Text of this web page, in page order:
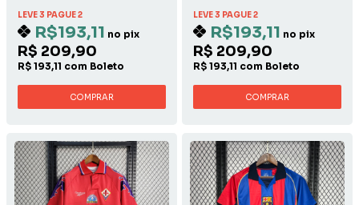
LEVE 3 PAGUE 2
R$193,11 no pix
R$ 209,90
R$ 193,11 com Boleto
COMPRAR
LEVE 3 PAGUE 2
R$193,11 no pix
R$ 209,90
R$ 193,11 com Boleto
COMPRAR